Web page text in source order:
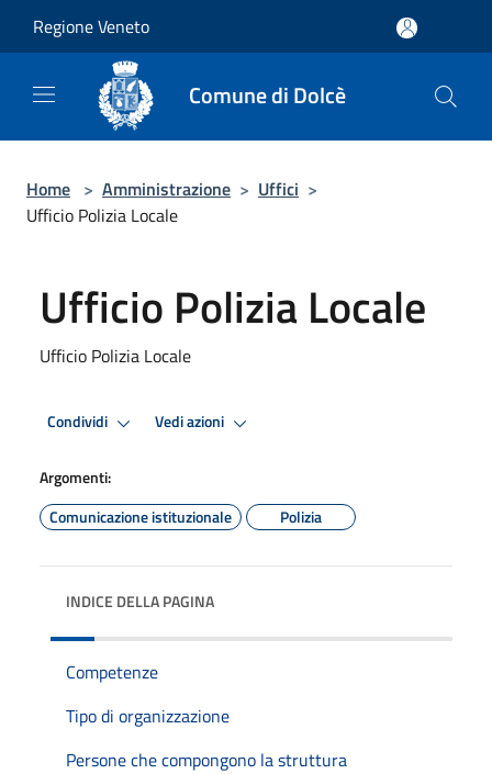
Regione Veneto
Comune di Dolcè
Home > Amministrazione > Uffici >
Ufficio Polizia Locale
Ufficio Polizia Locale
Ufficio Polizia Locale
Condividi Vedi azioni
Argomenti:
Comunicazione istituzionale
Polizia
INDICE DELLA PAGINA
Competenze
Tipo di organizzazione
Persone che compongono la struttura